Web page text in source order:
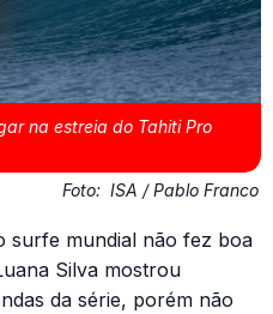
na estreia do Tahiti Pro
Foto: ISA / Pablo Franco
surfe mundial não fez boa
Silva mostrou
da série, porém não